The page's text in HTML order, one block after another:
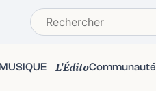
MUSIQUE L'ÉditoCommunauté